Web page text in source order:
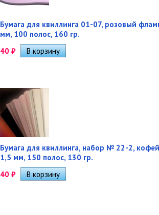
Бумага для квиллинга 01-07, розовый
мм, 100 полос, 160 гр.
40 ₽
Бумага для квиллинга, набор № 22-2,
1,5 мм, 150 полос, 130 гр.
40 ₽